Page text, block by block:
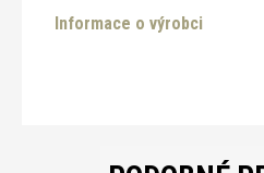
Informace o výrobci